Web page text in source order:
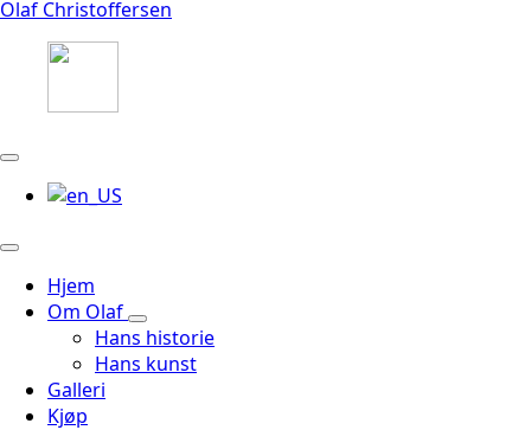
Olaf Christoffersen
Hjem
Om Olaf
Hans historie
Hans kunst
Galleri
Kjøp